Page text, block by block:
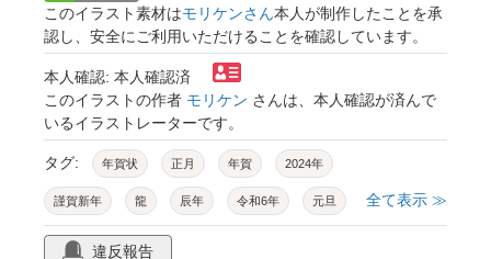
このイラスト素材はモリケンさん本人が制作したことを承
認し、安全にご利用いただけることを確認しています。
本人確認: 本人確認済
このイラストの作者 モリケン さんは、本人確認が済んで
いるイラストレーターです。
タグ: 年賀状 正月 年賀 2024年
謹賀新年 龍 辰年 令和6年 元旦
1月 辰 和風
全て表示 ≫
違反報告